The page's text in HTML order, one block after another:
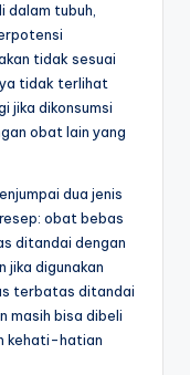
dalam tubuh,
tidak sesuai
tidak terlihat
jika dikonsumsi
obat lain yang
dua jenis
obat bebas
ditandai dengan
jika digunakan
terbatas ditandai
masih bisa dibeli
kehati-hatian